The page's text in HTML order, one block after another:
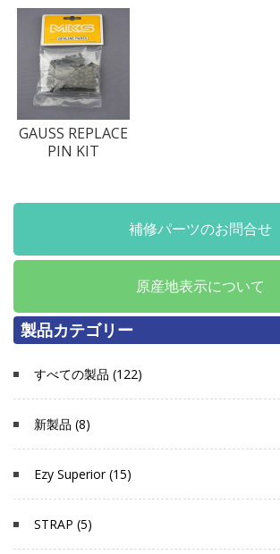
GAUSS REPLACE
PIN KIT
補修パーツのお問合せ
原産地表示について
製品カテゴリー
すべての製品 (122)
新製品 (8)
Ezy Superior (15)
STRAP (5)